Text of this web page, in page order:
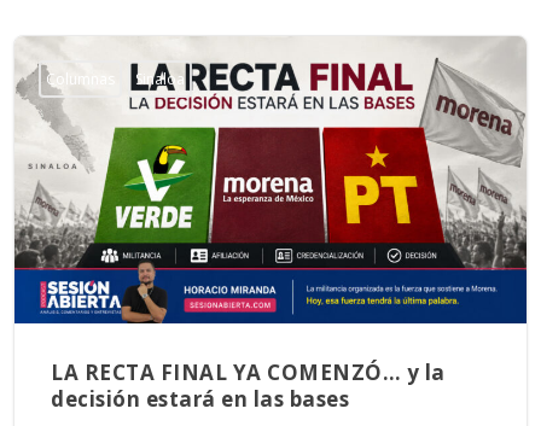
Columnas Sinaloa
LA RECTA FINAL YA COMENZÓ… y la
decisión estará en las bases